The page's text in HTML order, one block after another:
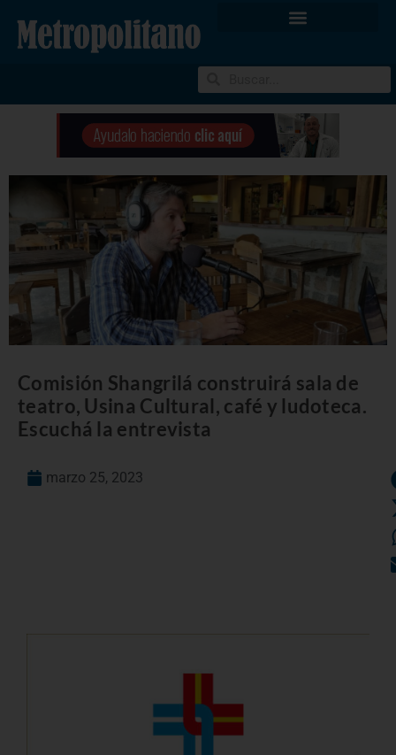
Comisión Shangrilá construirá sala de
teatro, Usina Cultural, café y ludoteca.
Escuchá la entrevista
marzo 25, 2023